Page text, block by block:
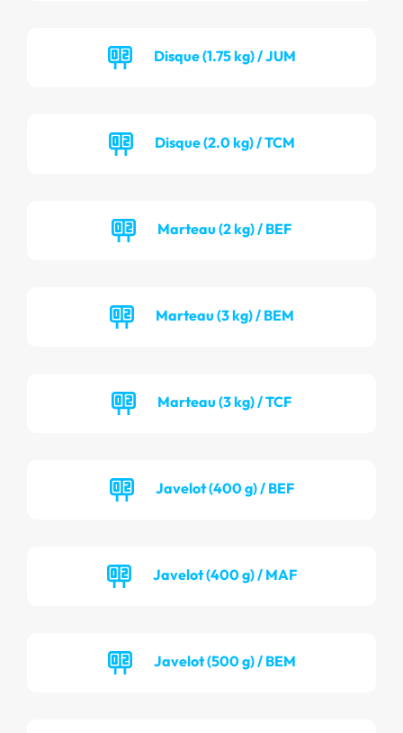
Disque (1.75 kg) / JUM
Disque (2.0 kg) / TCM
Marteau (2 kg) / BEF
Marteau (3 kg) / BEM
Marteau (3 kg) / TCF
Javelot (400 g) / BEF
Javelot (400 g) / MAF
Javelot (500 g) / BEM